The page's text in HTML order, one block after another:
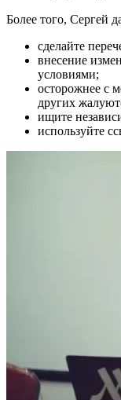
Более того, Сергей
сделайте
внесение
условиями;
осторожнее с
других
ищите
используйте